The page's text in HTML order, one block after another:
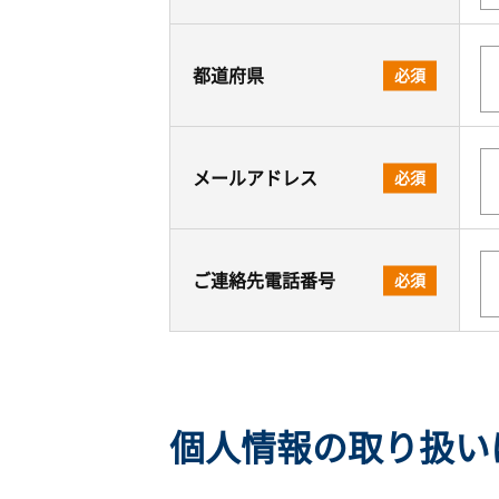
都道府県 必須
メールアドレス 必須
ご連絡先電話番号 必須
個人情報の取り扱